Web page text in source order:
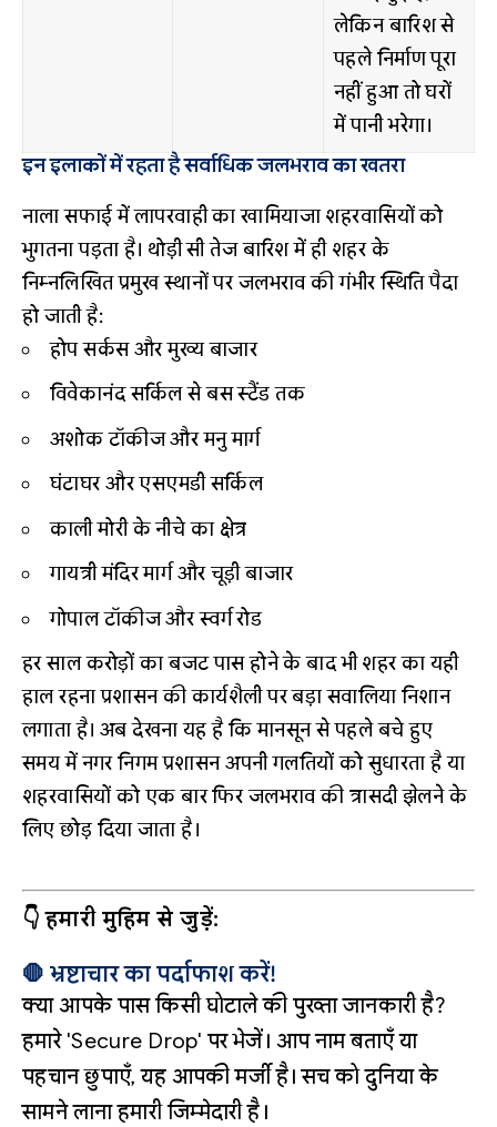
लेकिन बारिश से
पहले निर्माण पूरा
नहीं हुआ तो घरों
में पानी भरेगा।
इन इलाकों में रहता है सर्वाधिक जलभराव का खतरा
नाला सफाई में लापरवाही का खामियाजा शहरवासियों को
भुगतना पड़ता है। थोड़ी सी तेज बारिश में ही शहर के
निम्नलिखित प्रमुख स्थानों पर जलभराव की गंभीर स्थिति पैदा
हो जाती है:
होप सर्कस और मुख्य बाजार
विवेकानंद सर्किल से बस स्टैंड तक
अशोक टॉकीज और मनु मार्ग
घंटाघर और एसएमडी सर्किल
काली मोरी के नीचे का क्षेत्र
गायत्री मंदिर मार्ग और चूड़ी बाजार
गोपाल टॉकीज और स्वर्ग रोड
हर साल करोड़ों का बजट पास होने के बाद भी शहर का यही
हाल रहना प्रशासन की कार्यशैली पर बड़ा सवालिया निशान
लगाता है। अब देखना यह है कि मानसून से पहले बचे हुए
समय में नगर निगम प्रशासन अपनी गलतियों को सुधारता है या
शहरवासियों को एक बार फिर जलभराव की त्रासदी झेलने के
लिए छोड़ दिया जाता है।
👇 हमारी मुहिम से जुड़ें:
🛑 भ्रष्टाचार का पर्दाफाश करें!
क्या आपके पास किसी घोटाले की पुख्ता जानकारी है?
हमारे 'Secure Drop' पर भेजें। आप नाम बताएँ या
पहचान छुपाएँ, यह आपकी मर्जी है। सच को दुनिया के
सामने लाना हमारी जिम्मेदारी है।